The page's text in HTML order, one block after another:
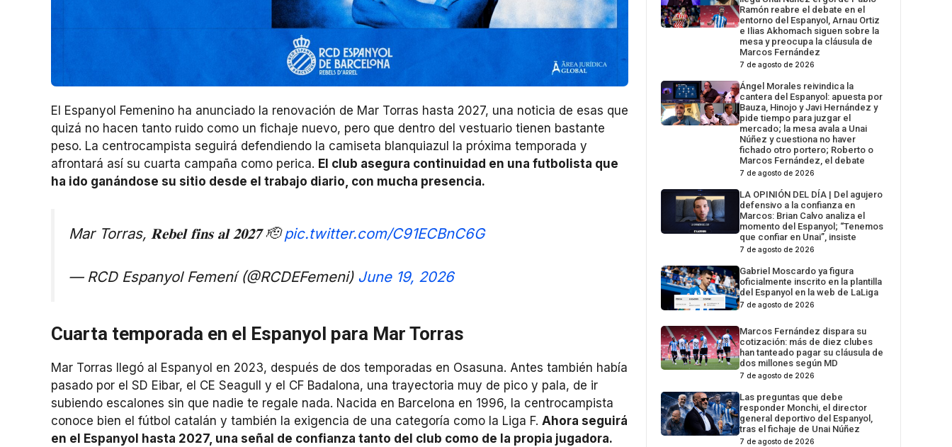
El Espanyol Femenino ha anunciado la renovación de Mar Torras hasta 2027, una noticia de esas que
quizá no hacen tanto ruido como un fichaje nuevo, pero que dentro del vestuario tienen bastante
peso. La centrocampista seguirá defendiendo la camiseta blanquiazul la próxima temporada y
afrontará así su cuarta campaña como perica. El club asegura continuidad en una futbolista que
ha ido ganándose su sitio desde el trabajo diario, con mucha presencia.
Mar Torras, 𝐑𝐞𝐛𝐞𝐥 𝐟𝐢𝐧𝐬 𝐚𝐥 𝟐𝟎𝟐𝟕 🫡pic.twitter.com/C91ECBnC6G
— RCD Espanyol Femení (@RCDEFemeni) June 19, 2026
Cuarta temporada en el Espanyol para Mar Torras
Mar Torras llegó al Espanyol en 2023, después de dos temporadas en Osasuna. Antes también había
pasado por el SD Eibar, el CE Seagull y el CF Badalona, una trayectoria muy de pico y pala, de ir
subiendo escalones sin que nadie te regale nada. Nacida en Barcelona en 1996, la centrocampista
conoce bien el fútbol catalán y también la exigencia de una categoría como la Liga F. Ahora seguirá
en el Espanyol hasta 2027, una señal de confianza tanto del club como de la propia jugadora.
Ramón reabre el debate en el
entorno del Espanyol, Arnau Ortiz
e Ilias Akhomach siguen sobre la
mesa y preocupa la cláusula de
Marcos Fernández
7 de agosto de 2026
Ángel Morales reivindica la
cantera del Espanyol: apuesta por
Bauza, Hinojo y Javi Hernández y
pide tiempo para juzgar el
mercado; la mesa avala a Unai
Núñez y cuestiona no haver
fichado otro portero; Roberto o
Marcos Fernández, el debate
7 de agosto de 2026
LA OPINIÓN DEL DÍA | Del agujero
defensivo a la confianza en
Marcos: Brian Calvo analiza el
momento del Espanyol; “Tenemos
que confiar en Unai”, insiste
7 de agosto de 2026
Gabriel Moscardo ya figura
oficialmente inscrito en la plantilla
del Espanyol en la web de LaLiga
7 de agosto de 2026
Marcos Fernández dispara su
cotización: más de diez clubes
han tanteado pagar su cláusula de
dos millones según MD
7 de agosto de 2026
Las preguntas que debe
responder Monchi, el director
general deportivo del Espanyol,
tras el fichaje de Unai Núñez
7 de agosto de 2026